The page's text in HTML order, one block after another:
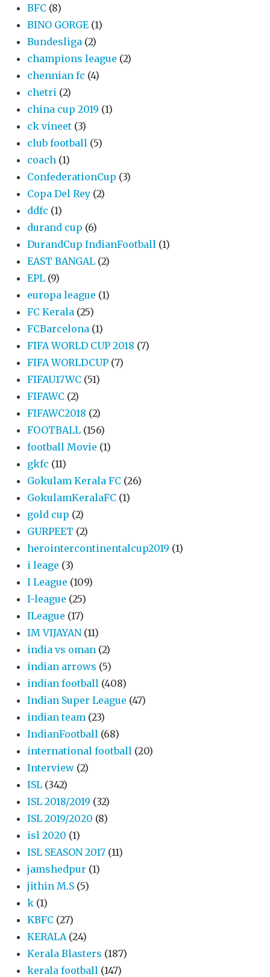
BFC (8)
BINO GORGE (1)
Bundesliga (2)
champions league (2)
chennian fc (4)
chetri (2)
china cup 2019 (1)
ck vineet (3)
club football (5)
coach (1)
ConfederationCup (3)
Copa Del Rey (2)
ddfc (1)
durand cup (6)
DurandCup IndianFootball (1)
EAST BANGAL (2)
EPL (9)
europa league (1)
FC Kerala (25)
FCBarcelona (1)
FIFA WORLD CUP 2018 (7)
FIFA WORLDCUP (7)
FIFAU17WC (51)
FIFAWC (2)
FIFAWC2018 (2)
FOOTBALL (156)
football Movie (1)
gkfc (11)
Gokulam Kerala FC (26)
GokulamKeralaFC (1)
gold cup (2)
GURPEET (2)
herointercontinentalcup2019 (1)
i leage (3)
I League (109)
I-league (25)
ILeague (17)
IM VIJAYAN (11)
india vs oman (2)
indian arrows (5)
indian football (408)
Indian Super League (47)
indian team (23)
IndianFootball (68)
international football (20)
Interview (2)
ISL (342)
ISL 2018/2019 (32)
ISL 2019/2020 (8)
isl 2020 (1)
ISL SEASON 2017 (11)
jamshedpur (1)
jithin M.S (5)
k (1)
KBFC (27)
KERALA (24)
Kerala Blasters (187)
kerala football (147)